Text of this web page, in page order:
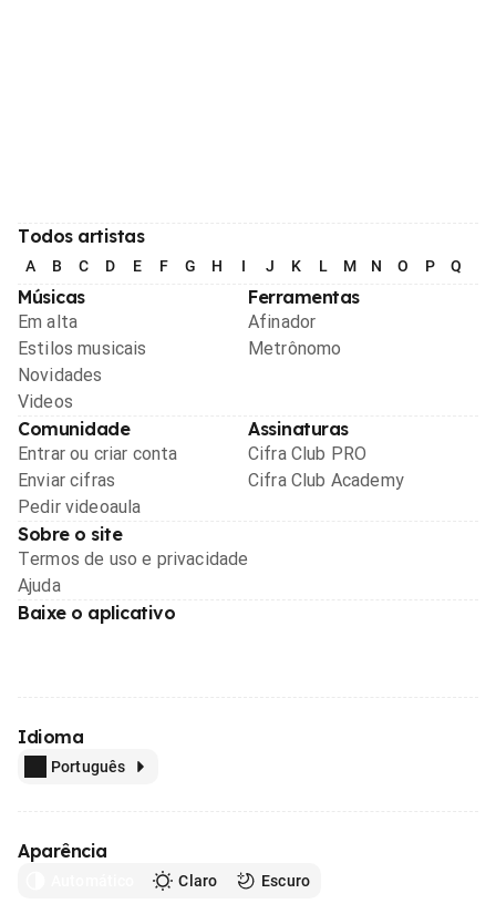
Todos artistas
A B C D E F G H I J K L M N O P Q
Músicas
Em alta
Estilos musicais
Novidades
Videos
Ferramentas
Afinador
Metrônomo
Comunidade
Entrar ou criar conta
Enviar cifras
Pedir videoaula
Assinaturas
Cifra Club PRO
Cifra Club Academy
Sobre o site
Termos de uso e privacidade
Ajuda
Baixe o aplicativo
Idioma
Português
Aparência
Claro Escuro